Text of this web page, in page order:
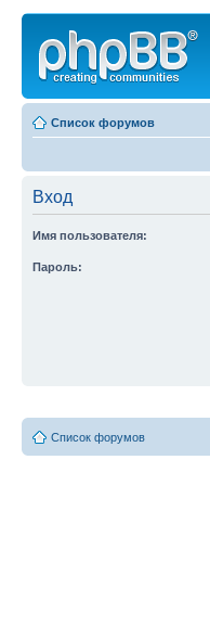
Список форумов
Вход
Имя пользователя:
Пароль:
Список форумов